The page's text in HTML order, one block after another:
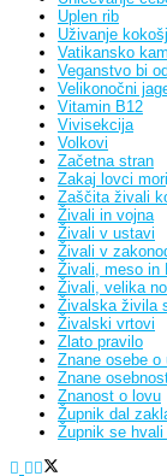
Uplen rib
Uživanje
Vatikansko
Veganstvo bi
Velikonočni
Vitamin B12
Vivisekcija
Volkovi
Začetna stran
Zakaj lovci
Zaščita živali
Živali in vojna
Živali v ustavi
Živali v
Živali, meso in
Živali, velika
Živalska živila
Živalski vrtovi
Zlato pravilo
Znane osebe
Znane
Znanost o lovu
Župnik dal
Župnik se